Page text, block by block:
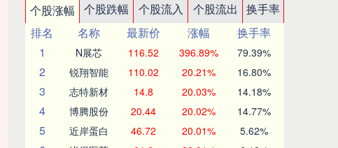
个股涨幅 个股跌幅 个股流入 个股流出
换手率
排名
名称 最新价 涨幅
换手率
1
N展芯 116.52 396.89% 79.39%
2 锐翔智能 110.02 20.21% 16.80%
3 志特新材 14.8 20.03% 14.18%
4 博腾股份 20.44 20.02% 14.77%
5 近岸蛋白 46.72 20.01% 5.62%